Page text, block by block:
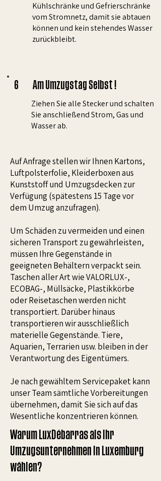
Kühlschränke und Gefrierschränke
vom Stromnetz, damit sie abtauen
können und kein stehendes Wasser
zurückbleibt.
6 Am Umzugstag Selbst !
Ziehen Sie alle Stecker und schalten
Sie anschließend Strom, Gas und
Wasser ab.
Auf Anfrage stellen wir Ihnen Kartons,
Luftpolsterfolie, Kleiderboxen aus
Kunststoff und Umzugsdecken zur
Verfügung (spätestens 15 Tage vor
dem Umzug anzufragen).
Um Schäden zu vermeiden und einen
sicheren Transport zu gewährleisten,
müssen Ihre Gegenstände in
geeigneten Behältern verpackt sein.
Taschen aller Art wie VALORLUX-,
ECOBAG-, Müllsäcke, Plastikkörbe
oder Reisetaschen werden nicht
transportiert. Darüber hinaus
transportieren wir ausschließlich
materielle Gegenstände. Tiere,
Aquarien, Terrarien usw. bleiben in der
Verantwortung des Eigentümers.
Je nach gewähltem Servicepaket kann
unser Team sämtliche Vorbereitungen
übernehmen, damit Sie sich auf das
Wesentliche konzentrieren können.
Warum LuxDébarras als Ihr
Umzugsunternehmen in Luxemburg
wählen?